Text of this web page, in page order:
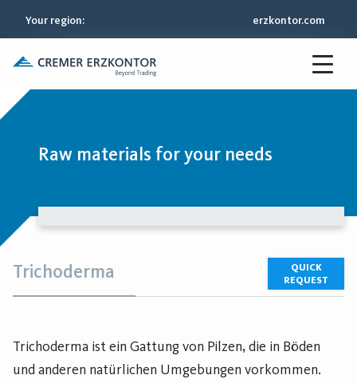
Your region: erzkontor.com
Raw materials for your needs
QUICK
REQUEST
Trichoderma
Trichoderma ist ein Gattung von Pilzen, die in Böden
und anderen natürlichen Umgebungen vorkommen.